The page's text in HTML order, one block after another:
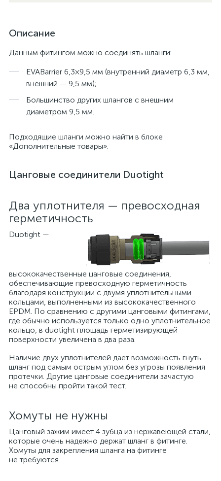
Описание
Данным фитингом можно соединять шланги:
EVABarrier 6,3×9,5 мм (внутренний диаметр 6,3 мм,
внешний — 9,5 мм);
Большинство других шлангов с внешним
диаметром 9,5 мм.
Подходящие шланги можно найти в блоке
«Дополнительные товары».
Цанговые соединители Duotight
Два уплотнителя — превосходная
герметичность
Duotight —
высококачественные цанговые соединения,
обеспечивающие превосходную герметичность
благодаря конструкции с двумя уплотнительными
кольцами, выполненными из высококачественного
EPDM. По сравнению с другими цанговыми фитингами,
где обычно используется только одно уплотнительное
кольцо, в duotight площадь герметизирующей
поверхности увеличена в два раза.
Наличие двух уплотнителей дает возможность гнуть
шланг под самым острым углом без угрозы появления
протечки. Другие цанговые соединители зачастую
не способны пройти такой тест.
Хомуты не нужны
Цанговый зажим имеет 4 зубца из нержавеющей стали,
которые очень надежно держат шланг в фитинге.
Хомуты для закрепления шланга на фитинге
не требуются.